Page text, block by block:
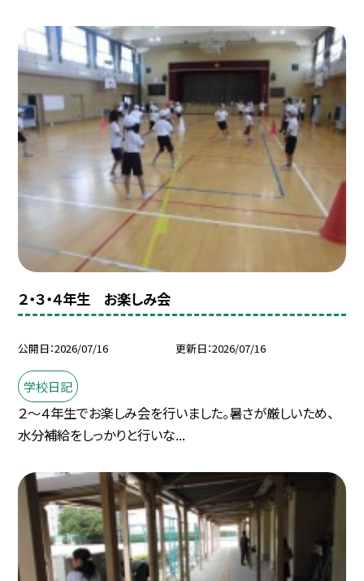
２・３・４年生 お楽しみ会
公開日 2026/07/16 更新日 2026/07/16
学校日記
２～４年生でお楽しみ会を行いました。暑さが厳しいため、
水分補給をしっかりと行いな...